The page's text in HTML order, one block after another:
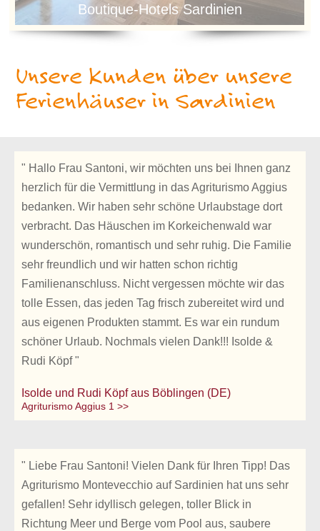
Boutique-Hotels Sardinien
Unsere Kunden über unsere
Ferienhäuser in Sardinien
" Hallo Frau Santoni, wir möchten uns bei Ihnen ganz
herzlich für die Vermittlung in das Agriturismo Aggius
bedanken. Wir haben sehr schöne Urlaubstage dort
verbracht. Das Häuschen im Korkeichenwald war
wunderschön, romantisch und sehr ruhig. Die Familie
sehr freundlich und wir hatten schon richtig
Familienanschluss. Nicht vergessen möchte wir das
tolle Essen, das jeden Tag frisch zubereitet wird und
aus eigenen Produkten stammt. Es war ein rundum
schöner Urlaub. Nochmals vielen Dank!!! Isolde &
Rudi Köpf "
Isolde und Rudi Köpf aus Böblingen (DE)
Agriturismo Aggius 1 >>
" Liebe Frau Santoni! Vielen Dank für Ihren Tipp! Das
Agriturismo Montevecchio auf Sardinien hat uns sehr
gefallen! Sehr idyllisch gelegen, toller Blick in
Richtung Meer und Berge vom Pool aus, saubere